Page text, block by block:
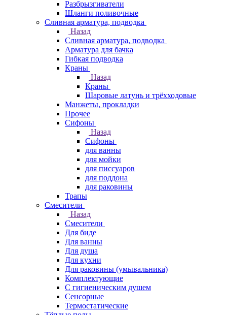
Разбрызгиватели
Шланги поливочные
Сливная арматура, подводка
Назад
Сливная арматура, подводка
Арматура для бачка
Гибкая подводка
Краны
Назад
Краны
Шаровые латунь и трёхходовые
Манжеты, прокладки
Прочее
Сифоны
Назад
Сифоны
для ванны
для мойки
для писсуаров
для поддона
для раковины
Трапы
Смесители
Назад
Смесители
Для биде
Для ванны
Для душа
Для кухни
Для раковины (умывальника)
Комплектующие
С гигиеническим душем
Сенсорные
Термостатические